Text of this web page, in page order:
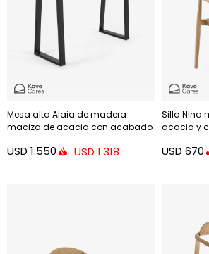
Mesa alta Alaia de madera
maciza de acacia con acabado
USD 1.550 USD 1.318
Silla Nina
acacia y
USD 670